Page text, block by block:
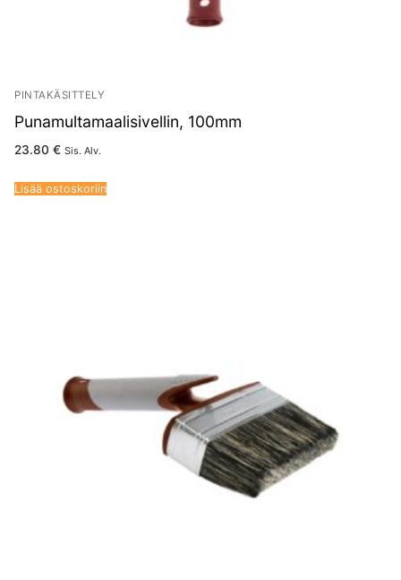
PINTAKÄSITTELY
Punamultamaalisivellin, 100mm
23.80 € Sis. Alv.
Lisää ostoskoriin